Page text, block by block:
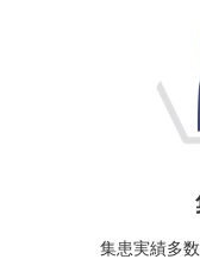
集患実績多